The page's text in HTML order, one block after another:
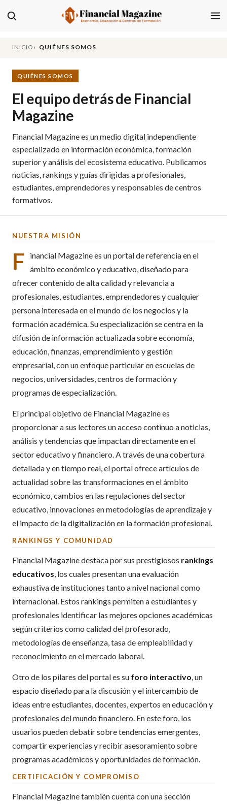
INICIO QUIÉNES SOMOS
QUIÉNES SOMOS
El equipo detrás de Financial
Magazine
Financial Magazine es un medio digital independiente
especializado en información económica, formación
superior y análisis del ecosistema educativo. Publicamos
noticias, rankings y guías dirigidas a profesionales,
estudiantes, emprendedores y responsables de centros
formativos.
NUESTRA MISIÓN
F
inancial Magazine es un portal de referencia en el
ámbito económico y educativo, diseñado para
ofrecer contenido de alta calidad y relevancia a
profesionales, estudiantes, emprendedores y cualquier
persona interesada en el mundo de los negocios y la
formación académica. Su especialización se centra en la
difusión de información actualizada sobre economía,
educación, finanzas, emprendimiento y gestión
empresarial, con un enfoque particular en escuelas de
negocios, universidades, centros de formación y
programas de especialización.
El principal objetivo de Financial Magazine es
proporcionar a sus lectores un acceso continuo a noticias,
análisis y tendencias que impactan directamente en el
sector educativo y financiero. A través de una cobertura
detallada y en tiempo real, el portal ofrece artículos de
actualidad sobre las transformaciones en el ámbito
económico, cambios en las regulaciones del sector
educativo, innovaciones en metodologías de aprendizaje y
el impacto de la digitalización en la formación profesional.
RANKINGS Y COMUNIDAD
Financial Magazine destaca por sus prestigiosos rankings
educativos, los cuales presentan una evaluación
exhaustiva de instituciones tanto a nivel nacional como
internacional. Estos rankings permiten a estudiantes y
profesionales identificar las mejores opciones académicas
según criterios como calidad del profesorado,
metodologías de enseñanza, tasa de empleabilidad y
reconocimiento en el mercado laboral.
Otro de los pilares del portal es su foro interactivo, un
espacio diseñado para la discusión y el intercambio de
ideas entre estudiantes, docentes, expertos en educación y
profesionales del mundo financiero. En este foro, los
usuarios pueden debatir sobre tendencias emergentes,
compartir experiencias y recibir asesoramiento sobre
programas académicos y oportunidades de formación.
CERTIFICACIÓN Y COMPROMISO
Financial Magazine también cuenta con una sección